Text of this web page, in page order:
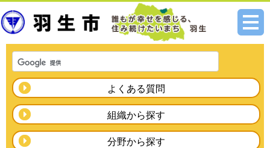
メニ
よくある質問
組織から探す
分野から探す